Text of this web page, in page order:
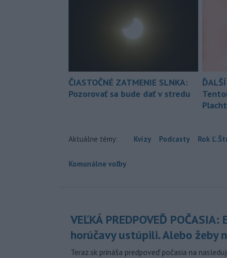
ČIASTOČNÉ ZATMENIE SLNKA:
Pozorovať sa bude dať v stredu
Aktuálne témy: Kvízy Podcasty Rok
Komunálne voľby
VEĽKÁ PREDPOVEĎ
horúčavy ustúpili. Alebo žeby
Teraz.sk prináša predpoveď počasia na